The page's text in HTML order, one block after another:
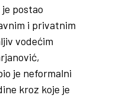
postao
i privatnim
vodećim
je neformalni
kroz koje je